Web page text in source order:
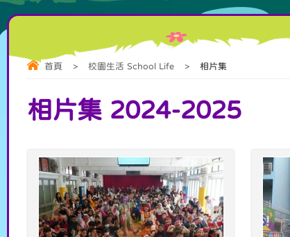
首頁 > 校園生活 School Life > 相片集
相片集 2024-2025